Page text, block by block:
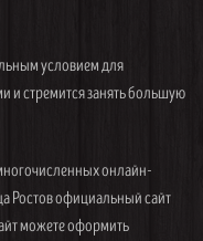
условием для
и стремится занять большую
онлайн-
Ростов официальный сайт
можете оформить